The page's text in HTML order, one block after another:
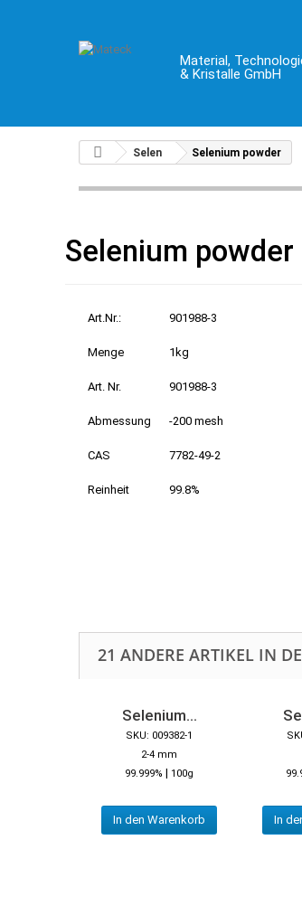
Material,
& Kristalle GmbH
Selen Selenium powder
Selenium powder
Art.Nr.: 901988-3
Menge 1kg
Art. Nr. 901988-3
Abmessung -200 mesh
CAS 7782-49-2
Reinheit 99.8%
21 ANDERE ARTIKEL IN
Selenium...
SKU: 009382-1
2-4 mm
99.999% | 100g
In den Warenkorb In